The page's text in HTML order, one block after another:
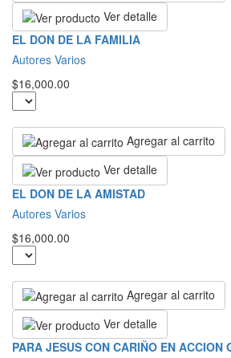
Ver detalle
EL DON DE LA FAMILIA
Autores Varios
$16,000.00
Agregar al carrito
Ver detalle
EL DON DE LA AMISTAD
Autores Varios
$16,000.00
Agregar al carrito
Ver detalle
PARA JESUS CON CARIÑO EN ACCION